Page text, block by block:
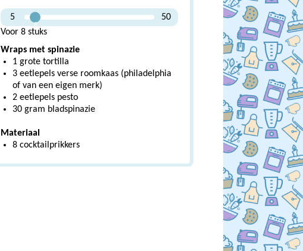
5
8
50
Voor 8 stuks
Wraps met spinazie
1 grote tortilla
3 eetlepels verse roomkaas (philadelphia
of van een eigen merk)
2 eetlepels pesto
30 gram bladspinazie
Materiaal
8 cocktailprikkers